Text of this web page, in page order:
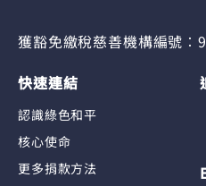
獲豁免繳稅慈善機構編號
快速連結
認識綠色和平
核心使命
更多捐款方法